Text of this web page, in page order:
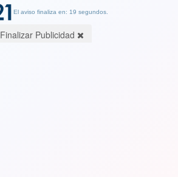
El aviso finaliza en: 19 segundos.
Finalizar Publicidad